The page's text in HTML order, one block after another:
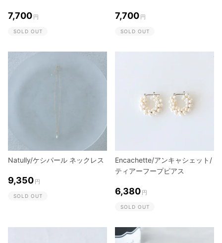
7,700 円
SOLD OUT
7,700 円
SOLD OUT
Natully/ケシパール ネックレス
9,350 円
SOLD OUT
Encachette/アンキャシェット/
ティアーフープピアス
6,380 円
SOLD OUT